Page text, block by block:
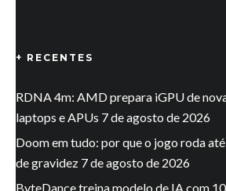
+ RECENTES
RDNA 4m: AMD prepara iGPU de
laptops e APUs 7 de agosto de 2026
Doom em tudo: por que o jogo roda
de gravidez 7 de agosto de 2026
ByteDance treina modelo de IA com